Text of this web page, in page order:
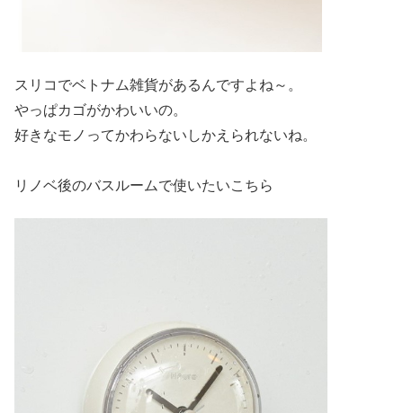
スリコでベトナム雑貨があるんですよね～。
やっぱカゴがかわいいの。
好きなモノってかわらないしかえられないね。
リノベ後のバスルームで使いたいこちら